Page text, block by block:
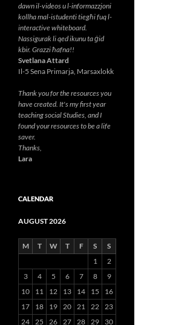
dawn il-videos u l-informazzjoni
kollha mal-istudenti tiegħi fuq l-
interactive whiteboard.
Nassigurak li qed ikunu ta ġid
kbir. Grazzi ħafna!!
Svetlana Attard
Il-5 Sena Primarja, Marsaxlokk
Thank you for the resources you
have created. It's my first year
teaching social Studies, and I
found your resources to be a life
saver.
Thanks,
Lara
CALENDAR
AUGUST 2026
M T W T F S
S
1
2
3
4 5 6 7 8
9
10
11 12 13 14 15
16
17
18 19 20 21 22 23
24 25 26 27 28 29
30